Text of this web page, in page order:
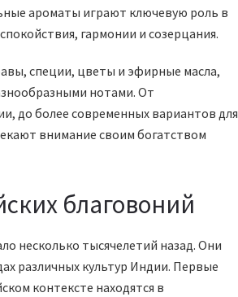
ароматы играют ключевую роль в
гармонии и созерцания.
специи, цветы и эфирные масла,
нотами. От
до более современных вариантов для
внимание своим богатством
благовоний
несколько тысячелетий назад. Они
различных культур Индии. Первые
контексте находятся в